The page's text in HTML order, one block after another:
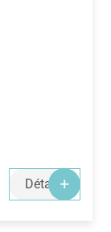
Détails